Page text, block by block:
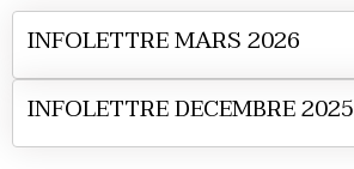
INFOLETTRE MARS 2026
INFOLETTRE DECEMBRE 2025